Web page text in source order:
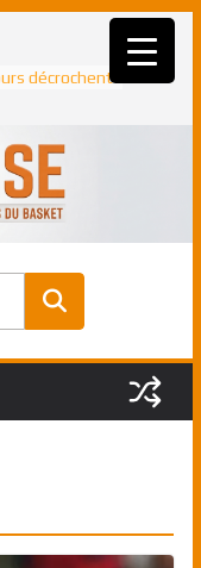
décrochent
rude bataille
et Giannis
le Greek
: son premier
en NBA, le
en 2002 :
de
élu